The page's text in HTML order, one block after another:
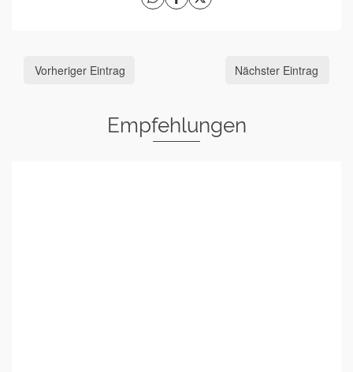
Vorheriger Eintrag Nächster Eintrag
Empfehlungen